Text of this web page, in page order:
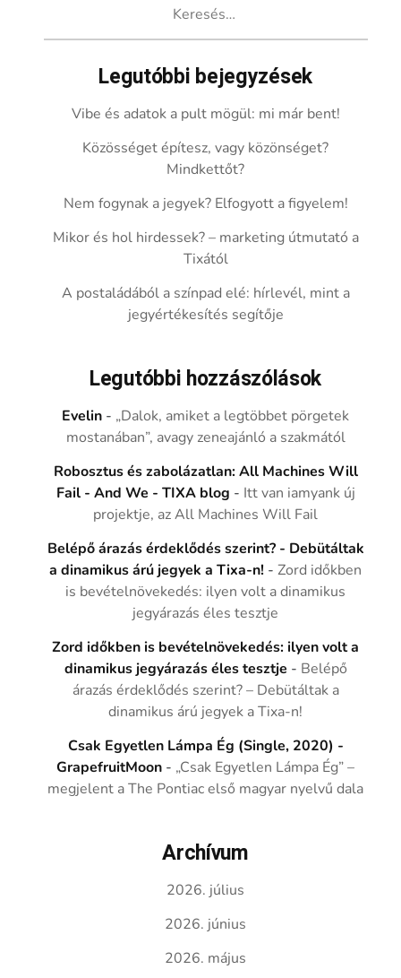
Legutóbbi bejegyzések
Vibe és adatok a pult mögül: mi már bent!
Közösséget építesz, vagy közönséget?
Mindkettőt?
Nem fogynak a jegyek? Elfogyott a figyelem!
Mikor és hol hirdessek? – marketing útmutató a
Tixától
A postaládából a színpad elé: hírlevél, mint a
jegyértékesítés segítője
Legutóbbi hozzászólások
Evelin - „Dalok, amiket a legtöbbet pörgetek
mostanában”, avagy zeneajánló a szakmától
Robosztus és zabolázatlan: All Machines Will
Fail - And We - TIXA blog - Itt van iamyank új
projektje, az All Machines Will Fail
Belépő árazás érdeklődés szerint? - Debütáltak
a dinamikus árú jegyek a Tixa-n! -Zord időkben
is bevételnövekedés: ilyen volt a dinamikus
jegyárazás éles tesztje
Zord időkben is bevételnövekedés: ilyen volt a
dinamikus jegyárazás éles tesztje - Belépő
árazás érdeklődés szerint? – Debütáltak a
dinamikus árú jegyek a Tixa-n!
Csak Egyetlen Lámpa Ég (Single, 2020) -
GrapefruitMoon - „Csak Egyetlen Lámpa Ég” –
megjelent a The Pontiac első magyar nyelvű dala
Archívum
2026. július
2026. június
2026. május